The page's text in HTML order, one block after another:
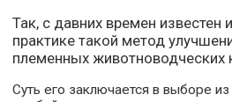
Так, с давних времен известен
практике такой метод
племенных животноводческих
Суть его заключается в выборе